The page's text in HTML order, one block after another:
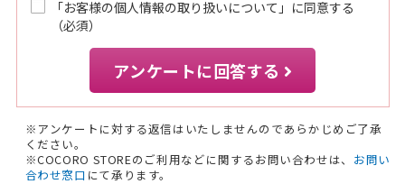
「お客様の個人情報の取り扱いについて」に同意する
（必須）
アンケートに回答する
※アンケートに対する返信はいたしませんのであらかじめご了承
ください。
※COCORO STOREのご利用などに関するお問い合わせは、 お問い
合わせ窓口 にて承ります。